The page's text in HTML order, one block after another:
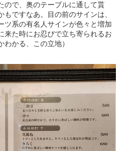
ので、奥のテーブルに通して貰
ですなあ。目の前のサインは、
ツ系の有名人サインが色々と増加
来た時にお忍びで立ち寄られるお
かる、この立地）